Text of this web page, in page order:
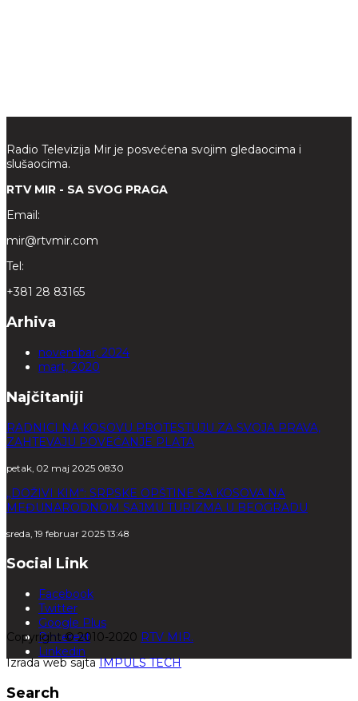
Radio Televizija Mir je posvećena svojim gledaocima i
slušaocima.
RTV MIR - SA SVOG PRAGA
Email:
mir@rtvmir.com
Tel:
+381 28 83165
Arhiva
novembar, 2024
mart, 2020
Najčitaniji
RADNICI NA KOSOVU PROTESTUJU ZA SVOJA PRAVA,
ZAHTEVAJU POVEĆANJE PLATA
petak, 02 maj 2025 08:30
„DOŽIVI KIM“: SRPSKE OPŠTINE SA KOSOVA NA
MEĐUNARODNOM SAJMU TURIZMA U BEOGRADU
sreda, 19 februar 2025 13:48
Social Link
Facebook
Twitter
Google Plus
Pinterest
Linkedin
Copyright © 2010-2020 RTV MIR.
Izrada web sajtaIMPULS TECH
Search